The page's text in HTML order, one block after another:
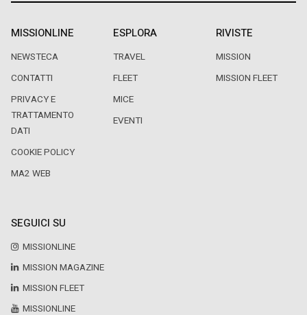
MISSIONLINE
NEWSTECA
CONTATTI
PRIVACY E
TRATTAMENTO
DATI
COOKIE POLICY
MA2 WEB
ESPLORA
TRAVEL
FLEET
MICE
EVENTI
RIVISTE
MISSION
MISSION FLEET
SEGUICI SU
MISSIONLINE
MISSION MAGAZINE
MISSION FLEET
MISSIONLINE